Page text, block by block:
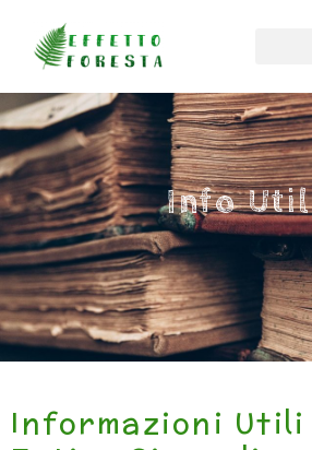
Info
Informazioni Utili